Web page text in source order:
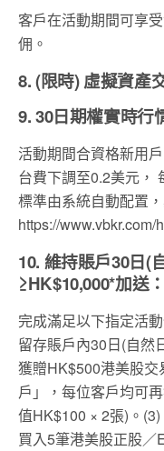
客戶在活動期間可享
佣。
8. (限時) 虛擬資產
9. 30日期權實時行
活動期間合資格新用
台費下調至0.2美元，
標準由系統自動配置
https://
10. 維持賬戶30日(
≥HK$10,000*加送
完成滿足以下指定活
留存賬戶內30日(自然
獲贈HK$500港美股交
戶」，每位客戶均可
值HK$100 × 2張)。
買入5筆港美股正股／